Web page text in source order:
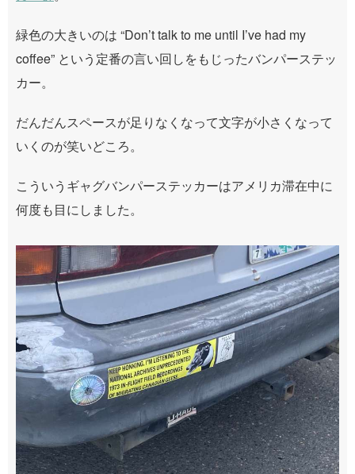
緑色の大きいのは “Don’t talk to me until I’ve had my
coffee” という定番の言い回しをもじったバンパーステッ
カー。
だんだんスペースが足りなくなって文字が小さくなって
いくのが笑いどころ。
こういうギャグバンパーステッカーはアメリカ滞在中に
何度も目にしました。